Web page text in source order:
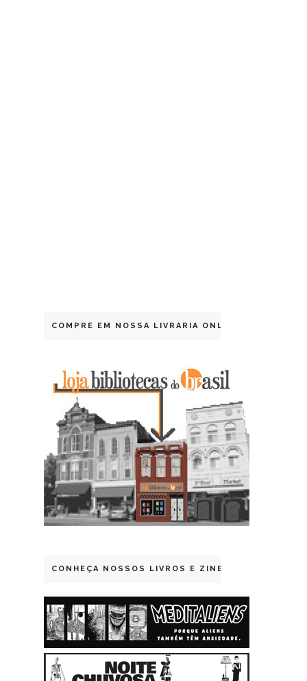
COMPRE EM NOSSA LIVRARIA ONLINE
CONHEÇA NOSSOS LIVROS E ZINES